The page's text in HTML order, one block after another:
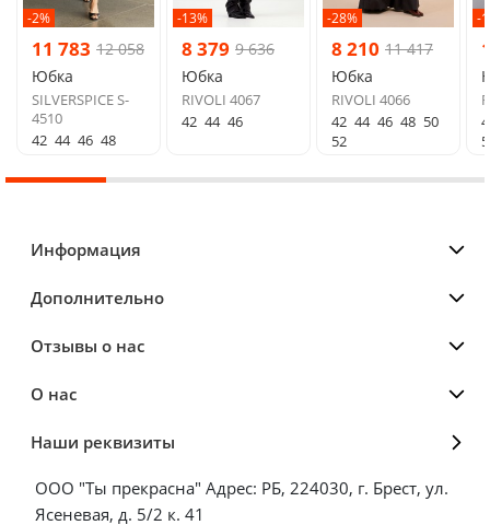
-2%
11 783 12 058
Юбка
SILVERSPICE S-
4510
42 44 46 48
-13%
8 379 9 636
Юбка
RIVOLI 4067
42 44 46
-28%
8 210 11 417
Юбка
RIVOLI 4066
42 44 46 48 50
52
-
Информация
Дополнительно
Отзывы о нас
О нас
Наши реквизиты
ООО "Ты прекрасна" Адрес: РБ, 224030, г. Брест, ул.
Ясеневая, д. 5/2 к. 41